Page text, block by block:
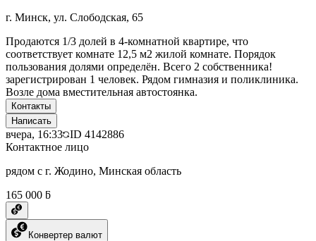
г. Минск, ул. Слободская, 65
Продаются 1/3 долей в 4-комнатной квартире, что
соответствует комнате 12,5 м2 жилой комнате. Порядок
пользования долями определён. Всего 2 собственника!
зарегистрирован 1 человек. Рядом гимназия и поликлиника.
Возле дома вместительная автостоянка.
Контакты
Написать
вчера, 16:33 ID 4142886
Контактное лицо
рядом с г. Жодино, Минская область
165 000 ƃ
Конвертер валют